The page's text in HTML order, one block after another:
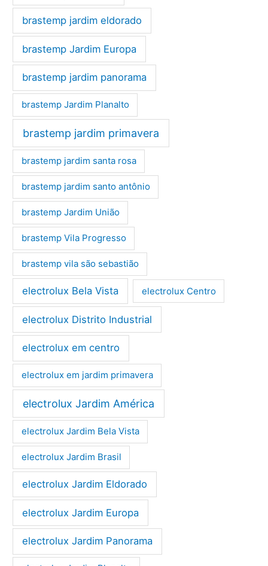
brastemp jardim eldorado
brastemp Jardim Europa
brastemp jardim panorama
brastemp Jardim Planalto
brastemp jardim primavera
brastemp jardim santa rosa
brastemp jardim santo antônio
brastemp Jardim União
brastemp Vila Progresso
brastemp vila são sebastião
electrolux Bela Vista electrolux Centro
electrolux Distrito Industrial
electrolux em centro
electrolux em jardim primavera
electrolux Jardim América
electrolux Jardim Bela Vista
electrolux Jardim Brasil
electrolux Jardim Eldorado
electrolux Jardim Europa
electrolux Jardim Panorama